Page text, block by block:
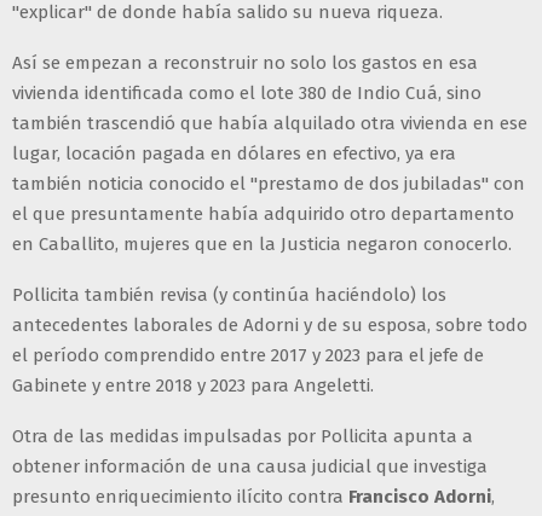
"explicar" de donde había salido su nueva riqueza.
Así se empezan a reconstruir no solo los gastos en esa
vivienda identificada como el lote 380 de Indio Cuá, sino
también trascendió que había alquilado otra vivienda en ese
lugar, locación pagada en dólares en efectivo, ya era
también noticia conocido el "prestamo de dos jubiladas" con
el que presuntamente había adquirido otro departamento
en Caballito, mujeres que en la Justicia negaron conocerlo.
Pollicita también revisa (y continúa haciéndolo) los
antecedentes laborales de Adorni y de su esposa, sobre todo
el período comprendido entre 2017 y 2023 para el jefe de
Gabinete y entre 2018 y 2023 para Angeletti.
Otra de las medidas impulsadas por Pollicita apunta a
obtener información de una causa judicial que investiga
presunto enriquecimiento ilícito contra Francisco Adorni,